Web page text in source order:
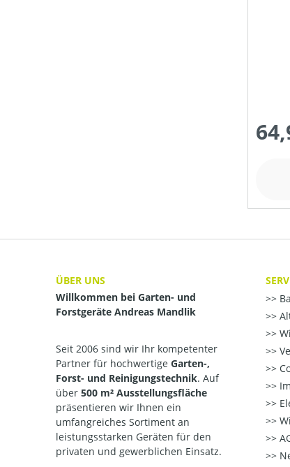
ÜBER UNS
Willkommen bei Garten- und
Forstgeräte Andreas Mandlik
Seit 2006 sind wir Ihr kompetenter
Partner für hochwertige Garten-,
Forst- und Reinigungstechnik. Auf
über 500 m² Ausstellungsfläche
präsentieren wir Ihnen ein
umfangreiches Sortiment an
leistungsstarken Geräten für den
privaten und gewerblichen Einsatz.